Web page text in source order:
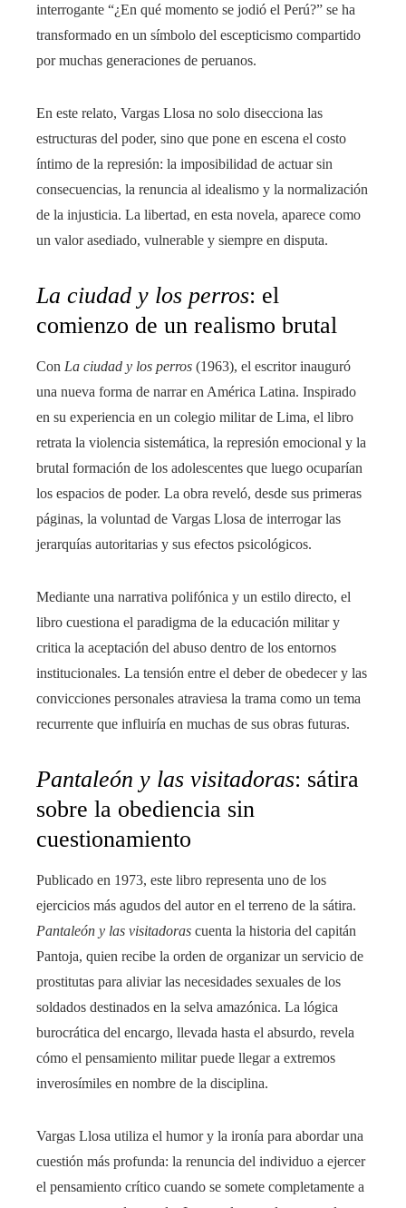
interrogante “¿En qué momento se jodió el Perú?” se ha
transformado en un símbolo del escepticismo compartido
por muchas generaciones de peruanos.
En este relato, Vargas Llosa no solo disecciona las
estructuras del poder, sino que pone en escena el costo
íntimo de la represión: la imposibilidad de actuar sin
consecuencias, la renuncia al idealismo y la normalización
de la injusticia. La libertad, en esta novela, aparece como
un valor asediado, vulnerable y siempre en disputa.
La ciudad y los perros: el
comienzo de un realismo brutal
Con La ciudad y los perros (1963), el escritor inauguró
una nueva forma de narrar en América Latina. Inspirado
en su experiencia en un colegio militar de Lima, el libro
retrata la violencia sistemática, la represión emocional y la
brutal formación de los adolescentes que luego ocuparían
los espacios de poder. La obra reveló, desde sus primeras
páginas, la voluntad de Vargas Llosa de interrogar las
jerarquías autoritarias y sus efectos psicológicos.
Mediante una narrativa polifónica y un estilo directo, el
libro cuestiona el paradigma de la educación militar y
critica la aceptación del abuso dentro de los entornos
institucionales. La tensión entre el deber de obedecer y las
convicciones personales atraviesa la trama como un tema
recurrente que influiría en muchas de sus obras futuras.
Pantaleón y las visitadoras: sátira
sobre la obediencia sin
cuestionamiento
Publicado en 1973, este libro representa uno de los
ejercicios más agudos del autor en el terreno de la sátira.
Pantaleón y las visitadoras cuenta la historia del capitán
Pantoja, quien recibe la orden de organizar un servicio de
prostitutas para aliviar las necesidades sexuales de los
soldados destinados en la selva amazónica. La lógica
burocrática del encargo, llevada hasta el absurdo, revela
cómo el pensamiento militar puede llegar a extremos
inverosímiles en nombre de la disciplina.
Vargas Llosa utiliza el humor y la ironía para abordar una
cuestión más profunda: la renuncia del individuo a ejercer
el pensamiento crítico cuando se somete completamente a